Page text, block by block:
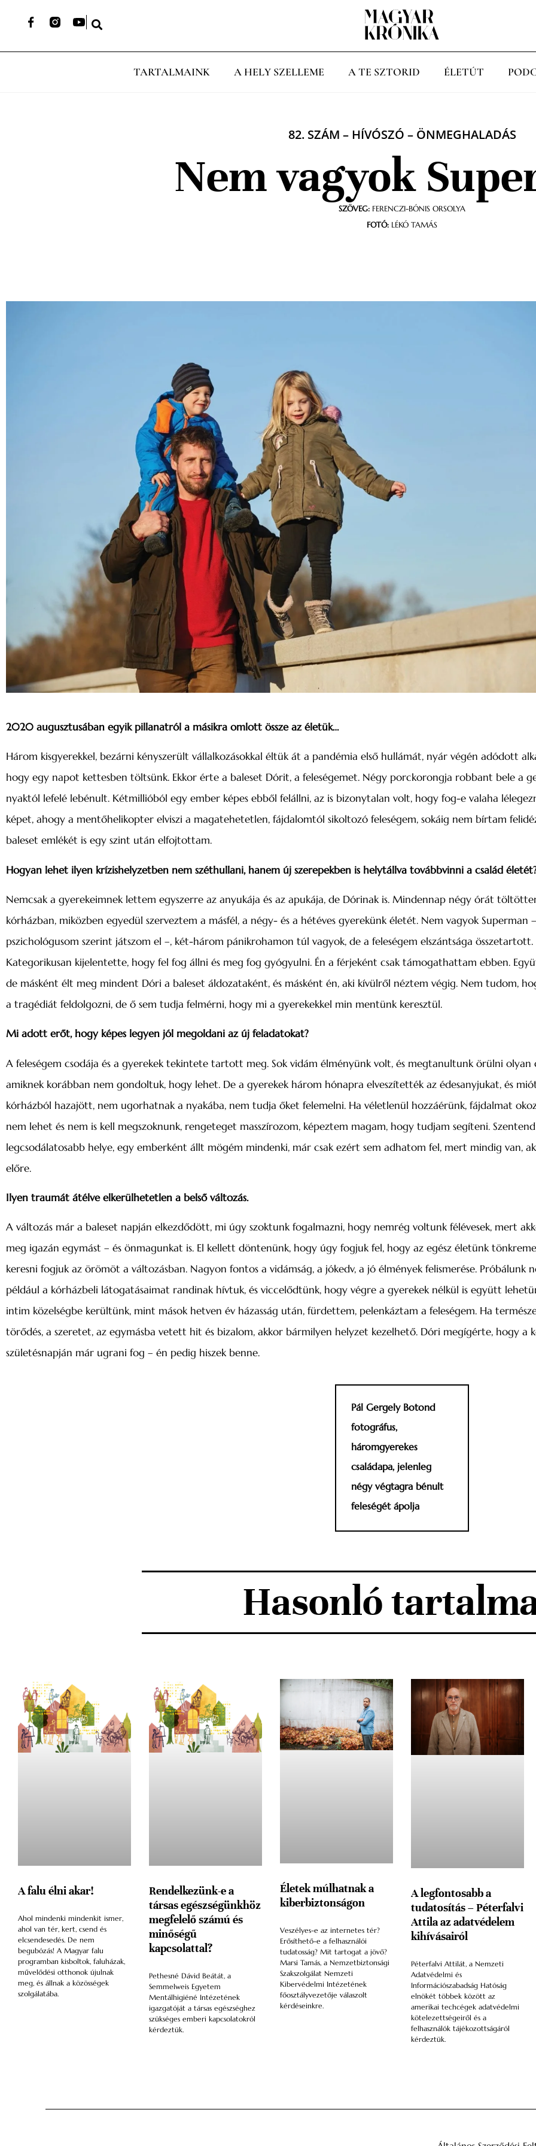
TARTALMAINK A HELY SZELLEME A TE SZTORID ÉLETÚT
82. SZÁM – HÍVÓSZÓ – ÖNMEGHALADÁS
Nem vagyok
SZÖVEG: FERENCZI-BÓNIS ORSOLYA
FOTÓ: LÉKÓ TAMÁS
2020 augusztusában egyik pillanatról a másikra omlott össze az életük…
Három kisgyerekkel, bezárni kényszerült vállalkozásokkal éltük át a pandémia első hullámát, nyár végén adódott
hogy egy napot kettesben töltsünk. Ekkor érte a baleset Dórit, a feleségemet. Négy porckorongja robbant bele a
nyaktól lefelé lebénult. Kétmillióból egy ember képes ebből felállni, az is bizonytalan volt, hogy fog-e valaha
képet, ahogy a mentőhelikopter elviszi a magatehetetlen, fájdalomtól sikoltozó feleségem, sokáig nem bírtam
baleset emlékét is egy szint után elfojtottam.
Hogyan lehet ilyen krízishelyzetben nem széthullani, hanem új szerepekben is helytállva továbbvinni a család
Nemcsak a gyerekeimnek lettem egyszerre az anyukája és az apukája, de Dórinak is. Mindennap négy órát
kórházban, miközben egyedül szerveztem a másfél, a négy- és a hétéves gyerekünk életét. Nem vagyok Superman
pszichológusom szerint játszom el –, két-három pánikrohamon túl vagyok, de a feleségem elszántsága összetartott.
Kategorikusan kijelentette, hogy fel fog állni és meg fog gyógyulni. Én a férjeként csak támogathattam ebben.
de másként élt meg mindent Dóri a baleset áldozataként, és másként én, aki kívülről néztem végig. Nem tudom,
a tragédiát feldolgozni, de ő sem tudja felmérni, hogy mi a gyerekekkel min mentünk keresztül.
Mi adott erőt, hogy képes legyen jól megoldani az új feladatokat?
A feleségem csodája és a gyerekek tekintete tartott meg. Sok vidám élményünk volt, és megtanultunk örülni olyan
amiknek korábban nem gondoltuk, hogy lehet. De a gyerekek három hónapra elveszítették az édesanyjukat, és
kórházból hazajött, nem ugorhatnak a nyakába, nem tudja őket felemelni. Ha véletlenül hozzáérünk, fájdalmat
nem lehet és nem is kell megszoknunk, rengeteget masszírozom, képeztem magam, hogy tudjam segíteni.
legcsodálatosabb helye, egy emberként állt mögém mindenki, már csak ezért sem adhatom fel, mert mindig van,
előre.
Ilyen traumát átélve elkerülhetetlen a belső változás.
A változás már a baleset napján elkezdődött, mi úgy szoktunk fogalmazni, hogy nemrég voltunk félévesek, mert
meg igazán egymást – és önmagunkat is. El kellett döntenünk, hogy úgy fogjuk fel, hogy az egész életünk
keresni fogjuk az örömöt a változásban. Nagyon fontos a vidámság, a jókedv, a jó élmények felismerése. Próbálunk
például a kórházbeli látogatásaimat randinak hívtuk, és viccelődtünk, hogy végre a gyerekek nélkül is együtt
intim közelségbe kerültünk, mint mások hetven év házasság után, fürdettem, pelenkáztam a feleségem. Ha
törődés, a szeretet, az egymásba vetett hit és bizalom, akkor bármilyen helyzet kezelhető. Dóri megígérte, hogy a
születésnapján már ugrani fog – én pedig hiszek benne.
Pál Gergely Botond
fotográfus,
háromgyerekes
családapa, jelenleg
négy végtagra bénult
feleségét ápolja
Hasonló
A falu élni akar!
Ahol mindenki mindenkit ismer,
ahol van tér, kert, csend és
elcsendesedés. De nem
begubózás! A Magyar falu
programban kisboltok, faluházak,
művelődési otthonok újulnak
meg, és állnak a közösségek
szolgálatába.
Rendelkezünk-e a
társas egészségünkhöz
megfelelő számú és
minőségű
kapcsolattal?
Pethesné Dávid Beátát, a
Semmelweis Egyetem
Mentálhigiéné Intézetének
igazgatóját a társas egészséghez
szükséges emberi kapcsolatokról
kérdeztük.
Életek múlhatnak a
kiberbiztonságon
Veszélyes-e az internetes tér?
Erősíthető-e a felhasználói
tudatosság? Mit tartogat a jövő?
Marsi Tamás, a Nemzetbiztonsági
Szakszolgálat Nemzeti
Kibervédelmi Intézetének
főosztályvezetője válaszolt
kérdéseinkre.
A legfontosabb a
tudatosítás – Péterfalvi
Attila az adatvédelem
kihívásairól
Péterfalvi Attilát, a Nemzeti
Adatvédelmi és
Információszabadság Hatóság
elnökét többek között az
amerikai techcégek adatvédelmi
kötelezettségeiről és a
felhasználók tájékozottságáról
kérdeztük.